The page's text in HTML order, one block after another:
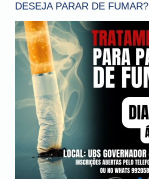
DESEJA PARAR DE FUMAR?